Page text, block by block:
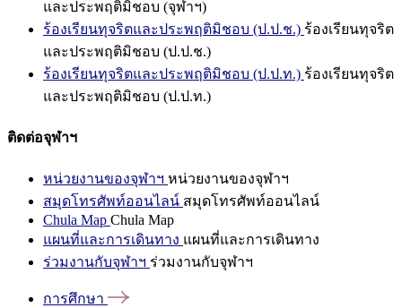
และประพฤติมิชอบ (จุฬาฯ)
ร้องเรียนทุจริตและประพฤติมิชอบ (ป.ป.ช.) ร้องเรียนทุจริต
และประพฤติมิชอบ (ป.ป.ช.)
ร้องเรียนทุจริตและประพฤติมิชอบ (ป.ป.ท.) ร้องเรียนทุจริต
และประพฤติมิชอบ (ป.ป.ท.)
ติดต่อจุฬาฯ
หน่วยงานของจุฬาฯ หน่วยงานของจุฬาฯ
สมุดโทรศัพท์ออนไลน์ สมุดโทรศัพท์ออนไลน์
Chula Map Chula Map
แผนที่และการเดินทาง แผนที่และการเดินทาง
ร่วมงานกับจุฬาฯ ร่วมงานกับจุฬาฯ
การศึกษา